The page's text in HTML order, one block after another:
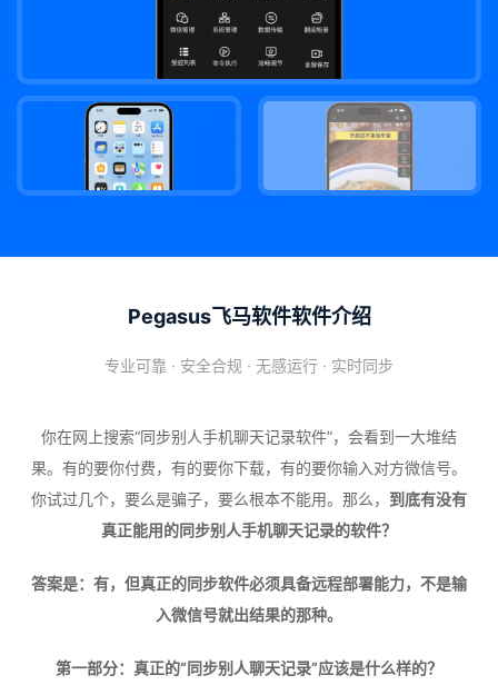
Pegasus飞马软件软件介绍
专业可靠 · 安全合规 · 无感运行 · 实时同步
你在网上搜索“同步别人手机聊天记录软件”，会看到一大堆结
果。有的要你付费，有的要你下载，有的要你输入对方微信号。
你试过几个，要么是骗子，要么根本不能用。那么， 到底有没有
真正能用的同步别人手机聊天记录的软件？
答案是：有，但真正的同步软件必须具备远程部署能力，不是输
入微信号就出结果的那种。
第一部分：真正的“同步别人聊天记录”应该是什么样的？